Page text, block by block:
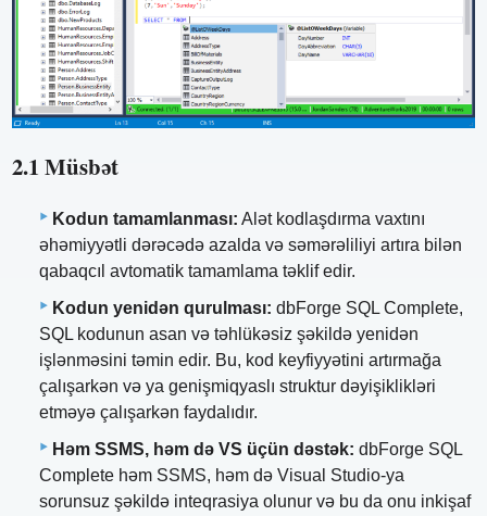
2.1 Müsbət
Kodun tamamlanması: Alət kodlaşdırma vaxtını
əhəmiyyətli dərəcədə azalda və səmərəliliyi artıra bilən
qabaqcıl avtomatik tamamlama təklif edir.
Kodun yenidən qurulması: dbForge SQL Complete,
SQL kodunun asan və təhlükəsiz şəkildə yenidən
işlənməsini təmin edir. Bu, kod keyfiyyətini artırmağa
çalışarkən və ya genişmiqyaslı struktur dəyişiklikləri
etməyə çalışarkən faydalıdır.
Həm SSMS, həm də VS üçün dəstək: dbForge SQL
Complete həm SSMS, həm də Visual Studio-ya
sorunsuz şəkildə inteqrasiya olunur və bu da onu inkişaf